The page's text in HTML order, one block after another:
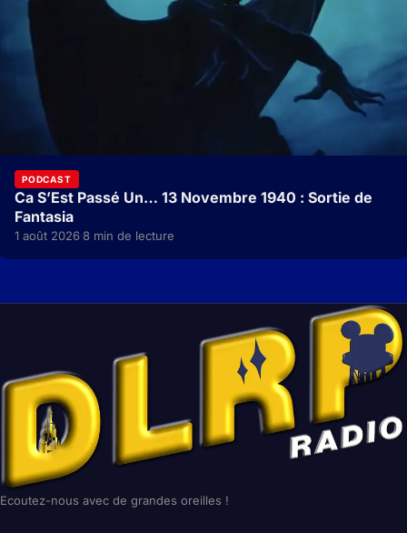
PODCAST
Ca S’Est Passé Un… 13 Novembre 1940 : Sortie de
Fantasia
1 août 2026·8 min de lecture
Ecoutez-nous avec de grandes oreilles !